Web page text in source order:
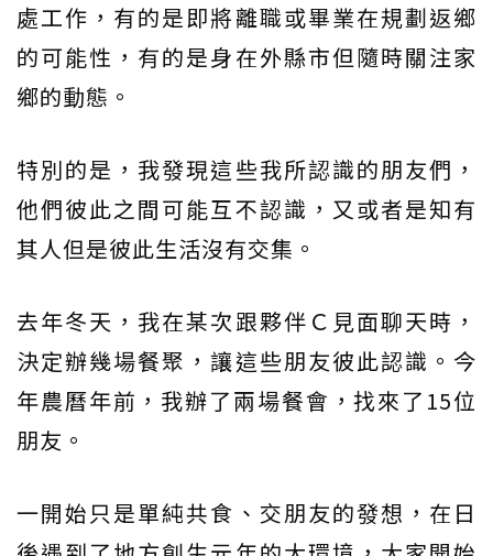
處工作，有的是即將離職或畢業在規劃返鄉
的可能性，有的是身在外縣市但隨時關注家
鄉的動態。
特別的是，我發現這些我所認識的朋友們，
他們彼此之間可能互不認識，又或者是知有
其人但是彼此生活沒有交集。
去年冬天，我在某次跟夥伴Ｃ見面聊天時，
決定辦幾場餐聚，讓這些朋友彼此認識。今
年農曆年前，我辦了兩場餐會，找來了15位
朋友。
一開始只是單純共食、交朋友的發想，在日